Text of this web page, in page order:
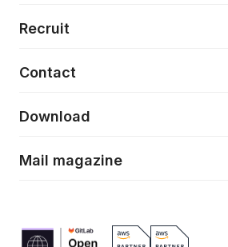
特徴量エンジニアリングと生成AI
フロントエンド開発
News
Event/Seminer
Recruit
Contact
Download
Mail magazine